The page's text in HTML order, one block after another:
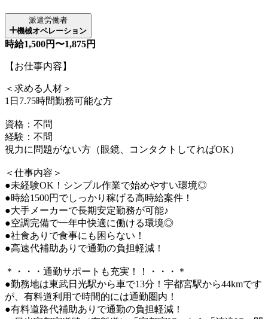
派遣労働者
機械オペレーション
時給1,500円〜1,875円
【お仕事内容】
＜求める人材＞
1日7.75時間勤務可能な方
資格：不問
経験：不問
視力に問題がない方（眼鏡、コンタクトしてればOK）
＜仕事内容＞
●未経験OK！シンプル作業で始めやすい環境◎
●時給1500円でしっかり稼げる高時給案件！
●大手メーカーで長期安定勤務が可能♪
●空調完備で一年中快適に働ける環境◎
●社食ありで食事にも困らない！
●高速代補助ありで通勤の負担軽減！
＊・・・通勤サポートも充実！！・・・＊
●勤務地は東武日光駅から車で13分！宇都宮駅から44kmです
が、有料道利用で時間的には通勤圏内！
●有料道路代補助ありで通勤の負担軽減！